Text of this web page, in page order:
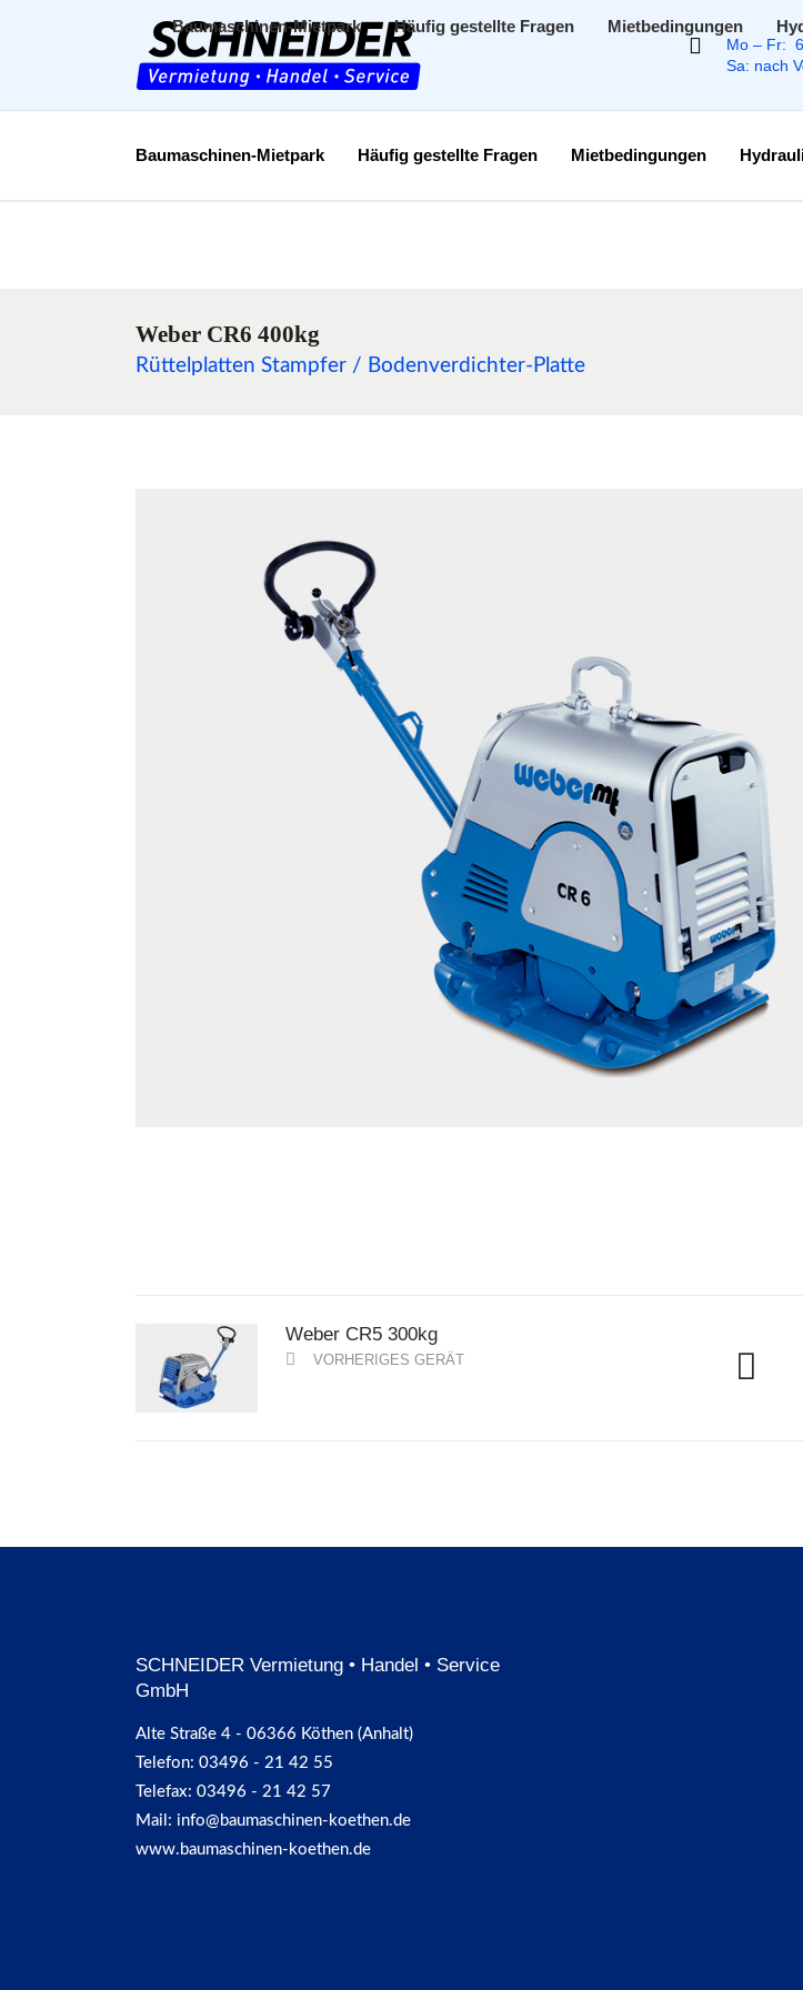
Mo – Fr:
Sa: nach
Baumaschinen-Mietpark Häufig gestellte Fragen Mietbedingungen
Baumaschinen-Mietpark Häufig gestellte Fragen Mietbedingungen
Weber CR6 400kg
Rüttelplatten Stampfer / Bodenverdichter-Platte
Weber CR5 300kg
VORHERIGES GERÄT
SCHNEIDER Vermietung • Handel • Service
GmbH
Alte Straße 4 - 06366 Köthen (Anhalt)
Telefon: 03496 - 21 42 55
Telefax: 03496 - 21 42 57
Mail: info@baumaschinen-koethen.de
www.baumaschinen-koethen.de